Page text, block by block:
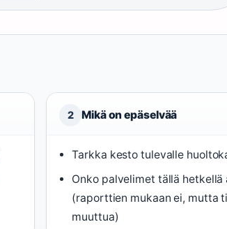
2 Mikä on epäselvää
Tarkka kesto tulevalle
Onko palvelimet tällä hetkellä
(raporttien mukaan ei, mutta
muuttua)